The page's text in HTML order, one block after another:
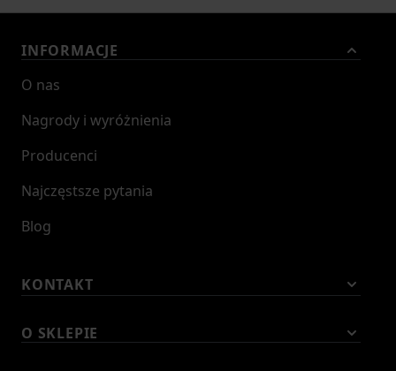
INFORMACJE
O nas
Nagrody i wyróżnienia
Producenci
Najczęstsze pytania
Blog
KONTAKT
O SKLEPIE